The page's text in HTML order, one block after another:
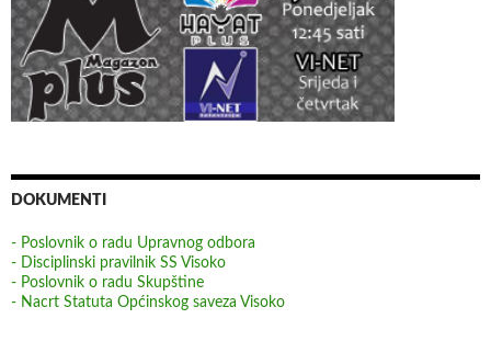
DOKUMENTI
- Poslovnik o radu Upravnog odbora
- Disciplinski pravilnik SS Visoko
- Poslovnik o radu Skupštine
- Nacrt Statuta Općinskog saveza Visoko